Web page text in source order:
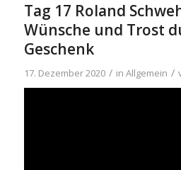
Tag 17 Roland
Wünsche und Trost
Geschenk
17. Dezember 2020 / in Allgemein /